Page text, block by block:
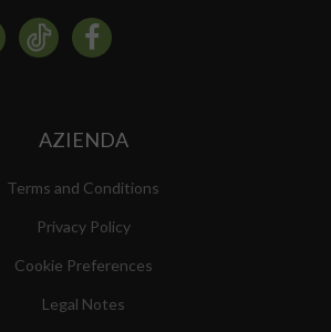
AZIENDA
Terms and Conditions
Privacy Policy
Cookie Preferences
Legal Notes